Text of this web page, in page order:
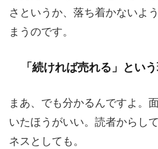
さというか、落ち着かないよ
まうのです。
「続ければ売れる」とい
まあ、でも分かるんですよ。
いたほうがいい。読者からし
ネスとしても。